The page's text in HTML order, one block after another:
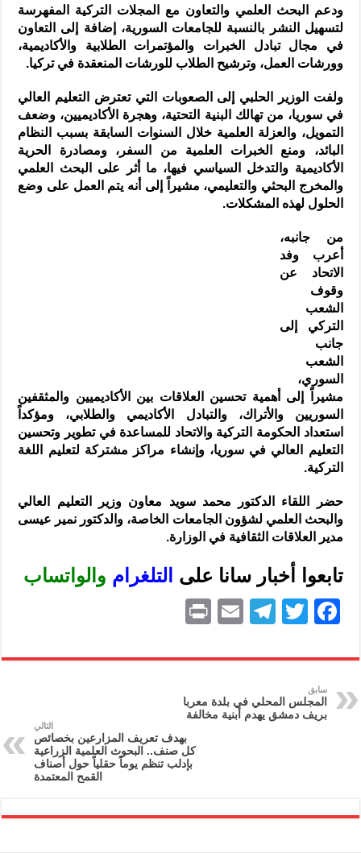
ودعم البحث ‏العلمي والتعاون مع المجلات التركية المفهرسة
لتسهيل النشر بالنسبة ‏للجامعات السورية، إضافة إلى التعاون
في مجال تبادل الخبرات والمؤتمرات ‏الطلابية والأكاديمية،
وورشات العمل، وترشيح الطلاب للورشات المنعقدة في ‏تركيا.‏
ولفت الوزير الحلبي إلى الصعوبات التي تعترض التعليم العالي
في سوريا، ‏من تهالك البنية التحتية، وهجرة الأكاديميين، وضعف
التمويل، والعزلة ‏العلمية خلال السنوات السابقة بسبب النظام
البائد، ومنع الخبرات العلمية من ‏السفر، ومصادرة الحرية
الأكاديمية والتدخل السياسي فيها، ما أثر على البحث ‏العلمي
والمخرج البحثي والتعليمي، مشيراً إلى أنه يتم العمل على وضع
‏الحلول لهذه المشكلات.‏
من جانبه،
أعرب وفد
الاتحاد عن
وقوف
الشعب
التركي إلى
جانب
الشعب
‏السوري،
مشيراً إلى أهمية تحسين العلاقات بين الأكاديميين والمثقفين
‏السوريين والأتراك، والتبادل الأكاديمي والطلابي، ومؤكداً
استعداد الحكومة ‏التركية والاتحاد للمساعدة في تطوير وتحسين
التعليم العالي في سوريا، ‏وإنشاء مراكز مشتركة لتعليم اللغة
التركية.‏
حضر اللقاء الدكتور محمد سويد معاون وزير التعليم العالي
والبحث العلمي ‏لشؤون الجامعات الخاصة، والدكتور نمير عيسى
مدير العلاقات الثقافية في ‏الوزارة.‏
تابعوا أخبار سانا على لتلغرام و الواتساب
F
c
e
b
T
itt
er
T
e
gr
a
E
ai
nt
سابق
المجلس المحلي في بلدة معربا
بريف دمشق يهدم أبنية مخالفة
التالي
بهدف تعريف المزارعين بخصائص
كل صنف.. البحوث العلمية الزراعية
بإدلب تنظم يوماً حقلياً حول أصناف
القمح المعتمدة